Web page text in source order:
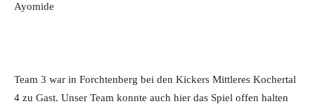
Ayomide
Team 3 war in Forchtenberg bei den Kickers Mittleres Kochertal
4 zu Gast. Unser Team konnte auch hier das Spiel offen halten